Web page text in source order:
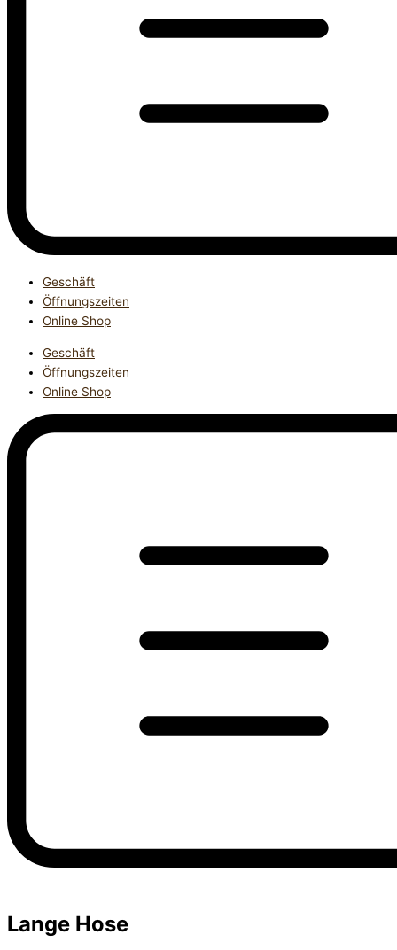
Geschäft
Öffnungszeiten
Online Shop
Geschäft
Öffnungszeiten
Online Shop
Lange Hose